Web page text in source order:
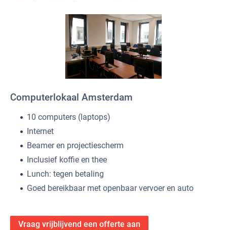
Computerlokaal Amsterdam
10 computers (laptops)
Internet
Beamer en projectiescherm
Inclusief koffie en thee
Lunch: tegen betaling
Goed bereikbaar met openbaar vervoer en auto
Vraag vrijblijvend een offerte aan